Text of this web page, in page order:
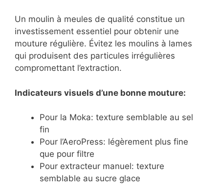
Un moulin à meules de qualité constitue un
investissement essentiel pour obtenir une
mouture régulière. Évitez les moulins à lames
qui produisent des particules irrégulières
compromettant l’extraction.
Indicateurs visuels d’une bonne mouture:
Pour la Moka: texture semblable au sel
fin
Pour l’AeroPress: légèrement plus fine
que pour filtre
Pour extracteur manuel: texture
semblable au sucre glace